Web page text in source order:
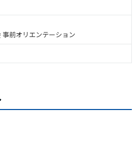
事前オリエンテーション